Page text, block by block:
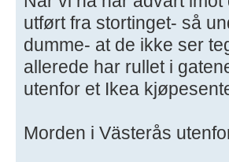
utført fra stortinget- så
dumme- at de ikke ser
allerede har rullet i
utenfor et Ikea
Morden i Västerås